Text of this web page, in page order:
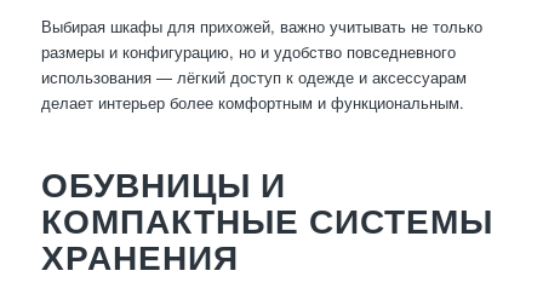
Выбирая шкафы для прихожей, важно учитывать не только
размеры и конфигурацию, но и удобство повседневного
использования — лёгкий доступ к одежде и аксессуарам
делает интерьер более комфортным и функциональным.
ОБУВНИЦЫ И
КОМПАКТНЫЕ СИСТЕМЫ
ХРАНЕНИЯ